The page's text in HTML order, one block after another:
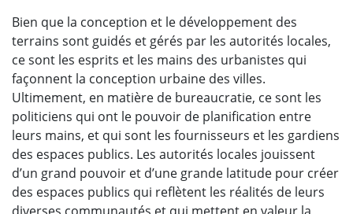
Bien que la conception et le développement des
terrains sont guidés et gérés par les autorités locales,
ce sont les esprits et les mains des urbanistes qui
façonnent la conception urbaine des villes.
Ultimement, en matière de bureaucratie, ce sont les
politiciens qui ont le pouvoir de planification entre
leurs mains, et qui sont les fournisseurs et les gardiens
des espaces publics. Les autorités locales jouissent
d’un grand pouvoir et d’une grande latitude pour créer
des espaces publics qui reflètent les réalités de leurs